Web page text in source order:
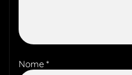
Nome *